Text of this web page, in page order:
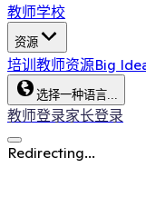
教师学校
资源
培训 教师资源Big
选择一种语言...
教师登录家长登录
Redirecting...